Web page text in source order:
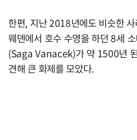
한편, 지난 2018년에도 비슷한
웨덴에서 호수 수영을 하던 8세
(Saga Vanacek)가 약 1500년
견해 큰 화제를 모았다.